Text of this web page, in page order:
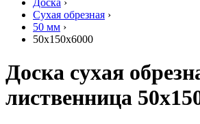
Доска ›
Сухая обрезная ›
50 мм ›
50х150х6000
Доска сухая
лиственница